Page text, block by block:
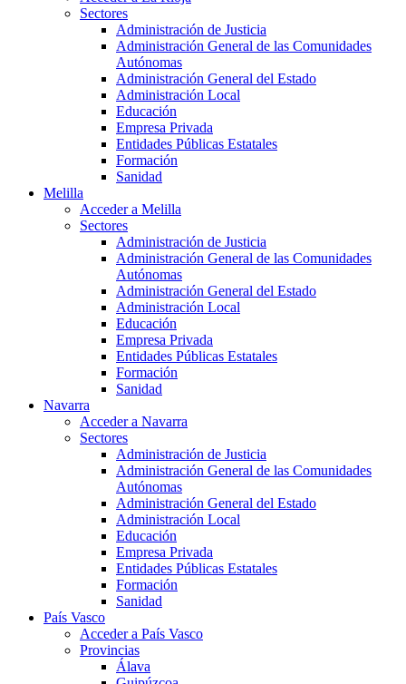
Sectores
Administración de Justicia
Administración General de las Comunidades
Autónomas
Administración General del Estado
Administración Local
Educación
Empresa Privada
Entidades Públicas Estatales
Formación
Sanidad
Melilla
Acceder a Melilla
Sectores
Administración de Justicia
Administración General de las Comunidades
Autónomas
Administración General del Estado
Administración Local
Educación
Empresa Privada
Entidades Públicas Estatales
Formación
Sanidad
Navarra
Acceder a Navarra
Sectores
Administración de Justicia
Administración General de las Comunidades
Autónomas
Administración General del Estado
Administración Local
Educación
Empresa Privada
Entidades Públicas Estatales
Formación
Sanidad
País Vasco
Acceder a País Vasco
Provincias
Álava